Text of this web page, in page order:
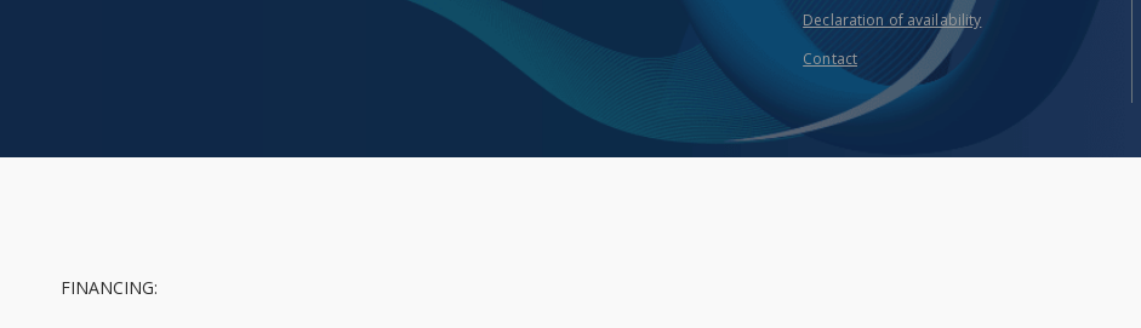
Declaration of availability
Contact
FINANCING: